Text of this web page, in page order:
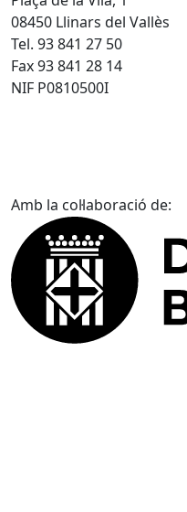
08450 Llinars del Vallès
Tel. 93 841 27 50
Fax 93 841 28 14
NIF P0810500I
Amb la col·laboració de: